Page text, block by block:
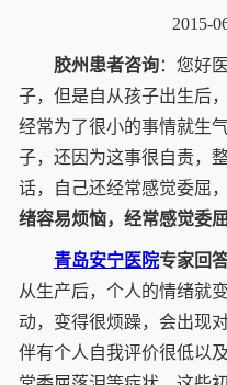
2015-
胶州患者咨询：您好
子，但是自从孩子出生后
经常为了很小的事情就生
子，还因为这事很自责，
话，自己还经常感觉委屈
绪容易烦恼，经常感觉委
青岛安宁医院专家回
从生产后，个人的情绪就
动，变得很烦躁，会出现
伴有个人自我评价很低以